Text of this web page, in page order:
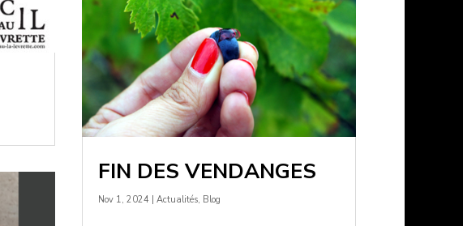
FIN DES VENDANGES
Nov 1, 2024 | Actualités, Blog